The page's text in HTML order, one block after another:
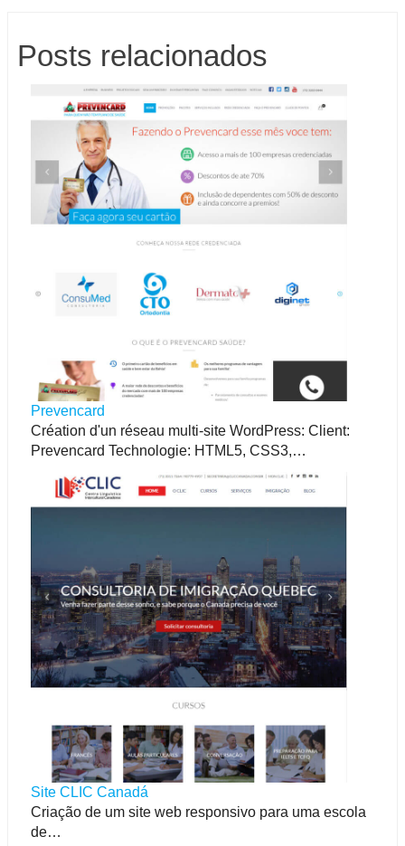
Posts relacionados
Prevencard
Création d'un réseau multi-site WordPress: Client:
Prevencard Technologie: HTML5, CSS3,…
Site CLIC Canadá
Criação de um site web responsivo para uma escola
de…